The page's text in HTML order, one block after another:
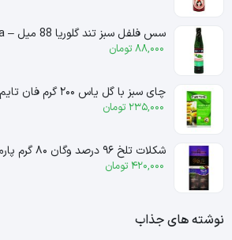
سس فلفل سبز تند گلوریا 88 میل – gloria
88,000 تومان
چای سبز با گل یاس ۲۰۰ گرم فان تایم – fun time
235,000 تومان
شکلات تلخ ۹۶ درصد وگان ۸۰ گرم پارمیدا – parmida
420,000 تومان
نوشته های جذاب